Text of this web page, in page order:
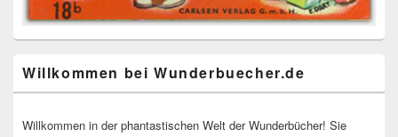
Willkommen bei Wunderbuecher.de
Willkommen in der phantastischen Welt der Wunderbücher! Sie